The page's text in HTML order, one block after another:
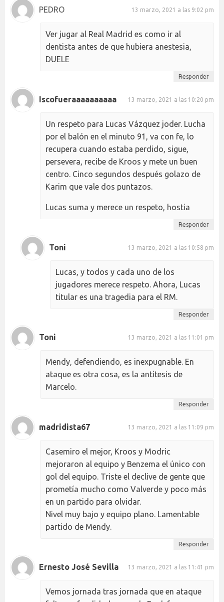
PEDRO 13 marzo, 2021 a las 9:02 pm
Ver jugar al Real Madrid es como ir al
dentista antes de que hubiera anestesia,
DUELE
Responder
Iscofueraaaaaaaaaa 13 marzo, 2021 a las 10:20 pm
Un respeto para Lucas Vázquez joder. Lucha
por el balón en el minuto 91, va con fe, lo
recupera cuando estaba perdido, sigue,
persevera, recibe de Kroos y mete un buen
centro. Cinco segundos después golazo de
Karim que vale dos puntazos.
Lucas suma y merece un respeto, hostia
Responder
Toni 13 marzo, 2021 a las 10:58 pm
Lucas, y todos y cada uno de los
jugadores merece respeto. Ahora, Lucas
titular es una tragedia para el RM.
Responder
Toni 13 marzo, 2021 a las 11:01 pm
Mendy, defendiendo, es inexpugnable. En
ataque es otra cosa, es la antítesis de
Marcelo.
Responder
madridista67 13 marzo, 2021 a las 11:09 pm
Casemiro el mejor, Kroos y Modric
mejoraron al equipo y Benzema el único con
gol del equipo. Triste el declive de gente que
prometía mucho como Valverde y poco más
en un partido para olvidar.
Nivel muy bajo y equipo plano. Lamentable
partido de Mendy.
Responder
Ernesto José Sevilla 13 marzo, 2021 a las 11:41 pm
Vemos jornada tras jornada que en ataque